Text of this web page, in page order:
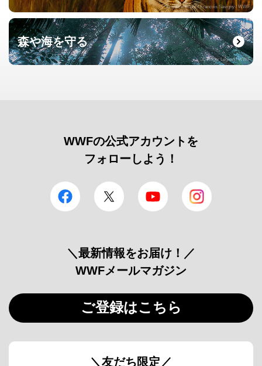
© naturepl.com / Francois Savigny / WWF
森や海を守る
© Roger Leguen / WWF
WWFの公式アカウントを
フォローしよう！
facebook Twitter YouTube
＼最新情報をお届け！／
WWFメールマガジン
ご登録はこちら
＼友だち限定／